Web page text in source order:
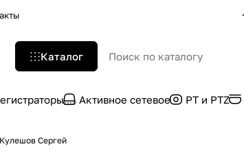
Каталог
Активное сетевое PT и PTZ
Кулешов Сергей